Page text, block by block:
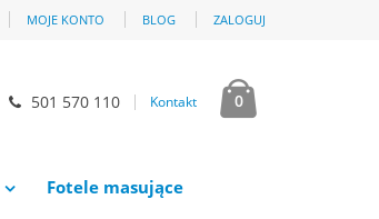
MOJE KONTO BLOG ZALOGUJ
501 570 110 Kontakt 0
Fotele masujące